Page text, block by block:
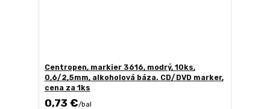
Centropen, markier 3616, modrý, 10ks,
0,6/2,5mm, alkoholová báza. CD/DVD marker,
cena za 1ks
0,73 €/bal